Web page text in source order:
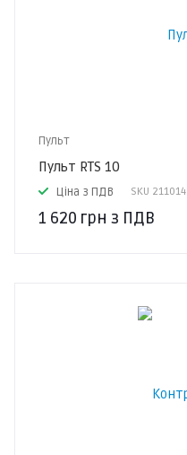
Пульт
Пульт RTS 10
Ціна з ПДВ SKU 211014
1 620 грн з ПДВ